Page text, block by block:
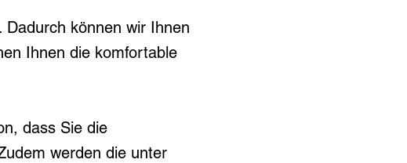
können wir Ihnen
Ihnen die komfortable
dass Sie die
werden die unter